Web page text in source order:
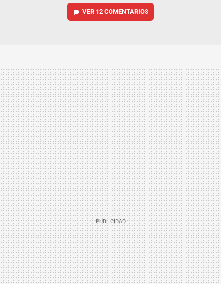
VER 12 COMENTARIOS